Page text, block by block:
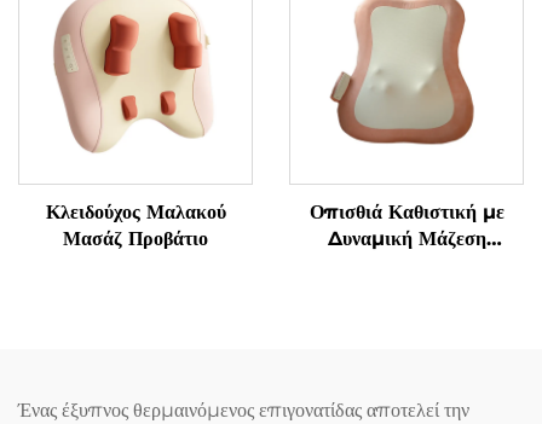
Κλειδούχος Μαλακού
Μασάζ Προβάτιο
Οπισθιά Καθιστική με
Δυναμική Μάζεση
Ένας έξυπνος θερμαινόμενος επιγονατίδας αποτελεί την